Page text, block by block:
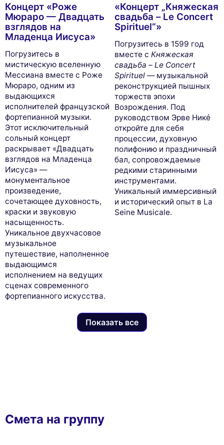
This website uses
cookies
We use cookies and your personal data to
enhance your browsing experience,
measure our audience, and personalize the ads shown to you. You
can accept, reject or manage your preferences at any time.
Consents certified by
Reject All Cookies Settings Accept and close
Концерт «Роже
Мюраро — Двадцать
взглядов на
Младенца Иисуса»
Погрузитесь в
мистическую вселенную
Мессиана вместе с Роже
Мюраро, одним из
выдающихся
исполнителей французской
фортепианной музыки.
Этот исключительный
сольный концерт
раскрывает «Двадцать
взглядов на Младенца
Иисуса» —
монументальное
произведение,
сочетающее духовность,
краски и звуковую
насыщенность.
Уникальное двухчасовое
музыкальное
путешествие, наполненное
выдающимся
исполнением на ведущих
сценах современного
фортепианного искусства.
«Концерт „Княжеская
свадьба – Le Concert
Spirituel“»
Погрузитесь в 1599 год
вместе с Княжеская
свадьба – Le Concert
Spirituel— музыкальной
реконструкцией пышных
торжеств эпохи
Возрождения. Под
руководством Эрве Никé
откройте для себя
процессии, духовную
полифонию и праздничный
бал, сопровождаемые
редкими старинными
инструментами.
Уникальный иммерсивный
и исторический опыт в La
Seine Musicale.
Показать все
Смета на группу